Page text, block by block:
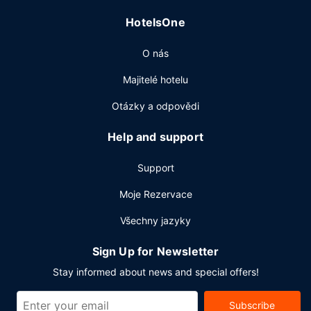
Přímo v areálu je hostům k dispozici samostatné parkování
HotelsOne
O nás
Majitelé hotelu
Otázky a odpovědi
Help and support
Support
Moje Rezervace
Všechny jazyky
Sign Up for Newsletter
Stay informed about news and special offers!
Subscribe